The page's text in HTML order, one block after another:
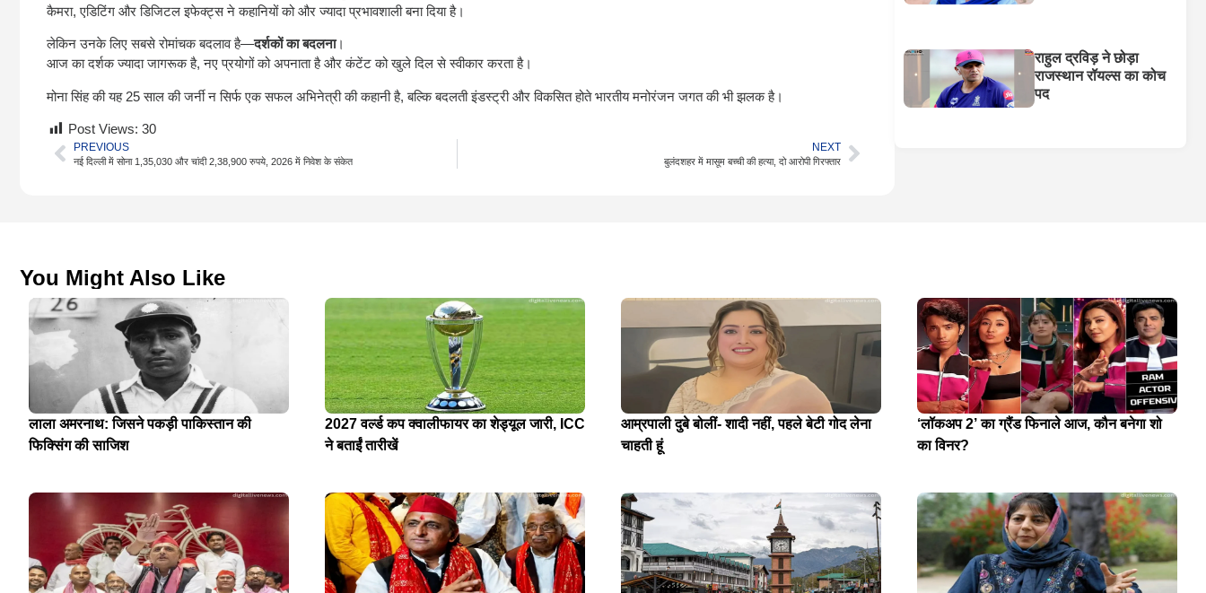
कैमरा, एडिटिंग और डिजिटल इफेक्ट्स ने कहानियों को और ज्यादा प्रभावशाली बना दिया है।
लेकिन उनके लिए सबसे रोमांचक बदलाव है—दर्शकों का बदलना।
आज का दर्शक ज्यादा जागरूक है, नए प्रयोगों को अपनाता है और कंटेंट को खुले दिल से स्वीकार करता है।
मोना सिंह की यह 25 साल की जर्नी न सिर्फ एक सफल अभिनेत्री की कहानी है, बल्कि बदलती इंडस्ट्री और विकसित होते भारतीय मनोरंजन जगत की भी झलक है।
Post Views: 30
PREVIOUS
नई दिल्ली में सोना 1,35,030 और चांदी 2,38,900 रुपये, 2026 में निवेश के संकेत
NEXT
बुलंदशहर में मासूम बच्ची की हत्या, दो आरोपी गिरफ्तार
राहुल द्रविड़ ने छोड़ा
राजस्थान रॉयल्स का कोच
पद
You Might Also Like
लाला अमरनाथ: जिसने पकड़ी पाकिस्तान की
फिक्सिंग की साजिश
2027 वर्ल्ड कप क्वालीफायर का शेड्यूल जारी, ICC
ने बताईं तारीखें
आम्रपाली दुबे बोलीं- शादी नहीं, पहले बेटी गोद लेना
चाहती हूं
‘लॉकअप 2’ का ग्रैंड फिनाले आज, कौन बनेगा शो
का विनर?